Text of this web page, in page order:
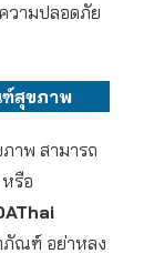
วามปลอดภัย
สุขภาพ
าพ สามารถ
หรือ
ภัณฑ์ อย่าหลง